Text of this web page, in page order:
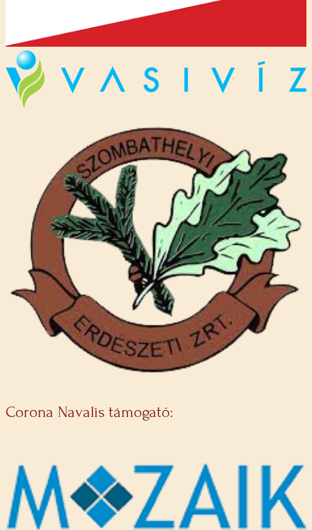
Corona Navalis támogató: